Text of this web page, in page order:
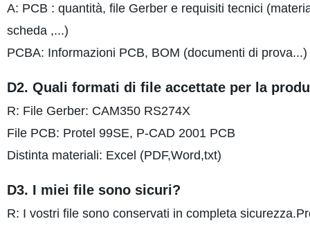
A: PCB : quantità, file Gerber e requisiti tecnici
scheda ,...)
PCBA: Informazioni PCB, BOM (documenti di prova...)
D2. Quali formati di file accettate per la
R: File Gerber: CAM350 RS274X
File PCB: Protel 99SE, P-CAD 2001 PCB
Distinta materiali: Excel (PDF,Word,txt)
D3. I miei file sono sicuri?
R: I vostri file sono conservati in completa